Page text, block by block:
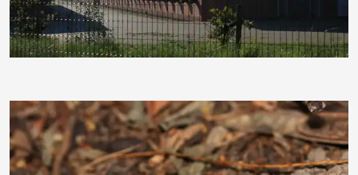
moorhenne